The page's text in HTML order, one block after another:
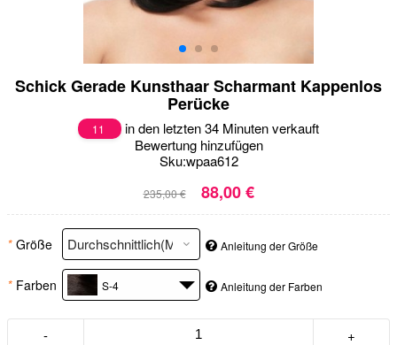
Schick Gerade Kunsthaar Scharmant Kappenlos
Perücke
11
in den letzten 34 Minuten verkauft
Bewertung hinzufügen
Sku:wpaa612
235,00 € 88,00 €
* Größe Anleitung der Größe
* Farben S-4 Anleitung der Farben
- +